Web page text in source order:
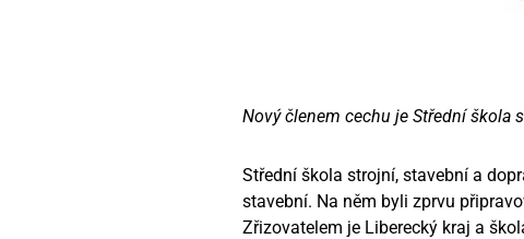
Nový členem cechu je Střední škola
Střední škola strojní, stavební a
stavební. Na něm byli zprvu
Zřizovatelem je Liberecký kraj a